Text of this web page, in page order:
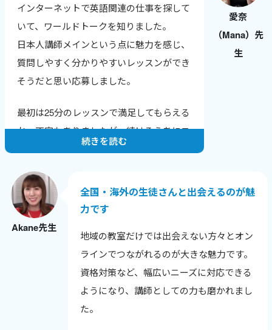
います。
純粋に生徒さんに英会話を教えることが楽
しいですし、いただく感想も励みになって
います。
自分の英語力も上がっていることがわかる
ので、さらにやる気に繋がります。
愛奈
（Mana）先
生
インターネットで英語関連の仕事を探して
いて、ワールドトークを知りました。
日本人講師メインという点に魅力を感じ、
質問しやすく分かりやすいレッスンができ
そうだと思い応募しました。
最初は25分のレッスンで満足してもらえる
か、不安もありましたが、続けるうちにニ
ュースやトレンドに敏感になり、生徒さん
色んな年齢や背景の生徒さんと話せること
が嬉しく、英語だけでなく新しい発見も多
いです。
生徒さんから「知りたかった！」と言われ
る瞬間が励みで、教えることで自分も成長
できるのが何よりの喜びです。
続きを読む
Akane先生
全国・海外の生徒さんと出会えるのが魅
力です
地域の教室だけでは出会えない方々とオン
ラインでつながれるのが大きな魅力です。
資格対策など、幅広いニーズに対応できる
ようになり、講師としての力も磨かれまし
た。